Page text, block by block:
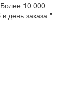
10 000
день заказа "